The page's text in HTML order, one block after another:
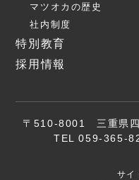
マツオカの歴史
社内制度
特別教育
採用情報
〒510-8001 三重県四
TEL 059-365-
サイ